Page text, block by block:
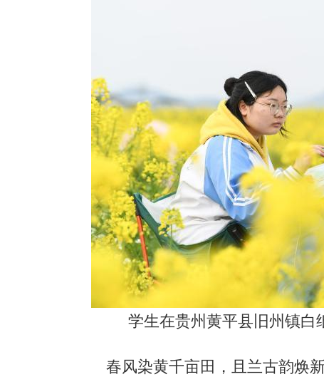
学生在贵州黄平县旧州镇白
春风染黄千亩田，且兰古韵焕新